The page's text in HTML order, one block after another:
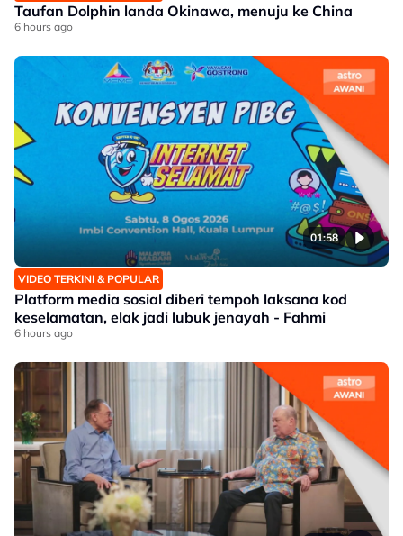
Taufan Dolphin landa Okinawa, menuju ke China
6 hours ago
01:58
VIDEO TERKINI & POPULAR
Platform media sosial diberi tempoh laksana kod
keselamatan, elak jadi lubuk jenayah - Fahmi
6 hours ago